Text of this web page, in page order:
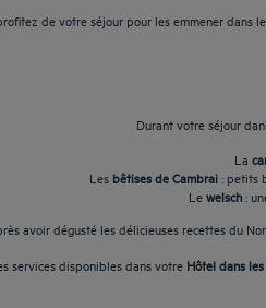
de votre séjour pour les emmener dans
Durant votre séjour
La
Lesbêtises de Cambrai: petits
Lewelsch:
avoir dégusté les délicieuses recettes du
services disponibles dans votreHôtel dans